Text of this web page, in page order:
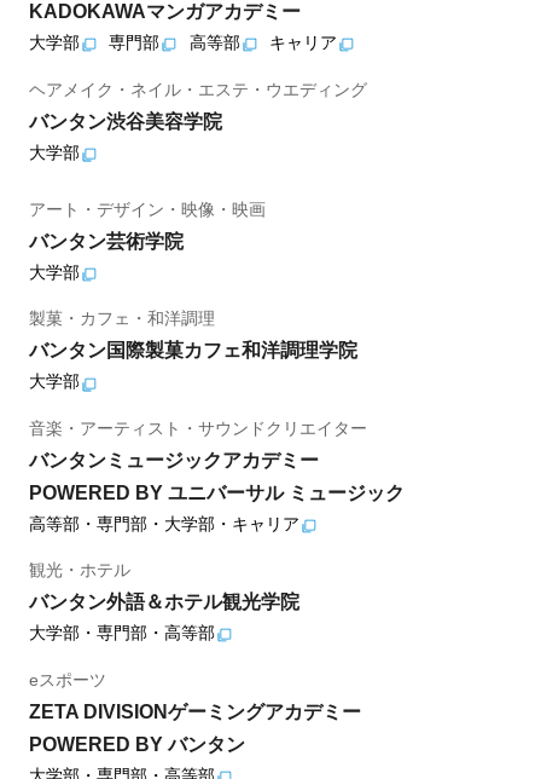
KADOKAWAマンガアカデミー
大学部 専門部 高等部 キャリア
ヘアメイク・ネイル・エステ・ウエディング
バンタン渋谷美容学院
大学部
アート・デザイン・映像・映画
バンタン芸術学院
大学部
製菓・カフェ・和洋調理
バンタン国際製菓カフェ和洋調理学院
大学部
音楽・アーティスト・サウンドクリエイター
バンタンミュージックアカデミー
POWERED BY ユニバーサル ミュージック
高等部・専門部・大学部・キャリア
観光・ホテル
バンタン外語＆ホテル観光学院
大学部・専門部・高等部
eスポーツ
ZETA DIVISIONゲーミングアカデミー
POWERED BY バンタン
大学部・専門部・高等部